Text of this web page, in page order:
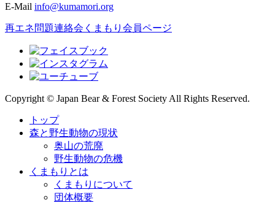
E-Mail info@kumamori.org
再エネ問題連絡会 くまもり会員ページ
Copyright © Japan Bear & Forest Society All Rights Reserved.
トップ
森と野生動物の現状
奥山の荒廃
野生動物の危機
くまもりとは
くまもりについて
団体概要